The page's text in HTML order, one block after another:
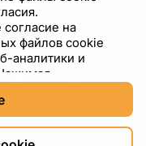
($)
согласие на
файлов cookie
аналитики и
категории файлов
можете